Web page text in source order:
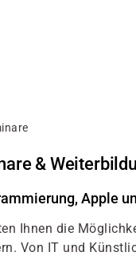
&
Apple
Ihnen die
Von IT und